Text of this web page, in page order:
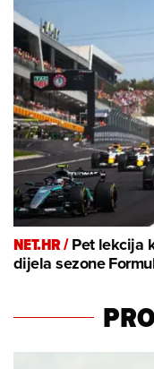
NET.HR /Pet lekcija
dijela sezone